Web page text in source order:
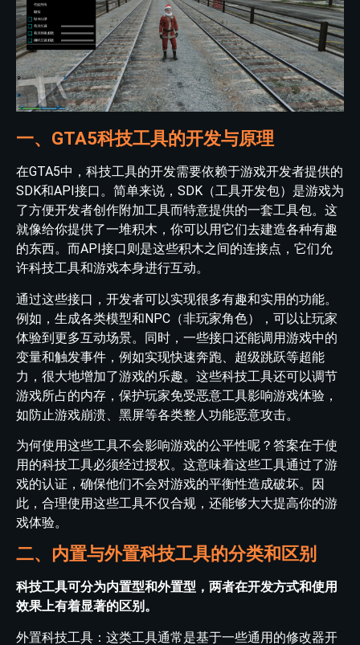
一、GTA5科技工具的开发与原理
在GTA5中，科技工具的开发需要依赖于游戏开发者提供的
SDK和API接口。简单来说，SDK（工具开发包）是游戏为
了方便开发者创作附加工具而特意提供的一套工具包。这
就像给你提供了一堆积木，你可以用它们去建造各种有趣
的东西。而API接口则是这些积木之间的连接点，它们允
许科技工具和游戏本身进行互动。
通过这些接口，开发者可以实现很多有趣和实用的功能。
例如，生成各类模型和NPC（非玩家角色），可以让玩家
体验到更多互动场景。同时，一些接口还能调用游戏中的
变量和触发事件，例如实现快速奔跑、超级跳跃等超能
力，很大地增加了游戏的乐趣。这些科技工具还可以调节
游戏所占的内存，保护玩家免受恶意工具影响游戏体验，
如防止游戏崩溃、黑屏等各类整人功能恶意攻击。
为何使用这些工具不会影响游戏的公平性呢？答案在于使
用的科技工具必须经过授权。这意味着这些工具通过了游
戏的认证，确保他们不会对游戏的平衡性造成破坏。因
此，合理使用这些工具不仅合规，还能够大大提高你的游
戏体验。
二、内置与外置科技工具的分类和区别
科技工具可分为内置型和外置型，两者在开发方式和使用
效果上有着显著的区别。
外置科技工具：这类工具通常是基于一些通用的修改器开